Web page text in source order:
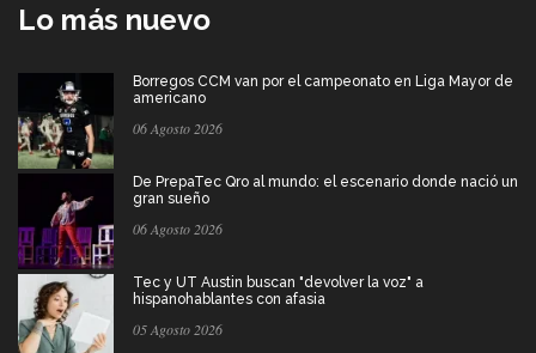
Lo más nuevo
Borregos CCM van por el campeonato en Liga Mayor de
americano
06 Agosto 2026
De PrepaTec Qro al mundo: el escenario donde nació un
gran sueño
06 Agosto 2026
Tec y UT Austin buscan "devolver la voz" a
hispanohablantes con afasia
05 Agosto 2026